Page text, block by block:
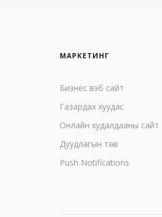
МАРКЕТИНГ
Бизнес вэб сайт
Газардах хуудас
Онлайн худалдааны сайт
Дуудлагын төв
Push Notifications